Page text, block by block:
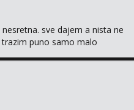
sve dajem a nista ne
puno samo malo